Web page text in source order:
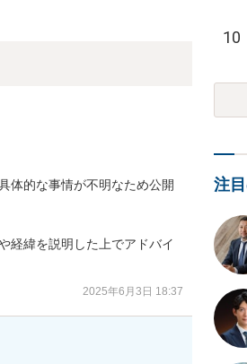
体的な事情が不明なため公開
経緯を説明した上でアドバイ
2025年6月3日 18:37
10
注